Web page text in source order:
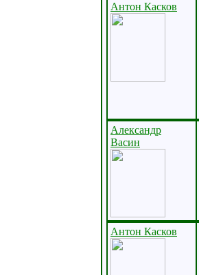
Антон Касков
Александр
Васин
Антон Касков